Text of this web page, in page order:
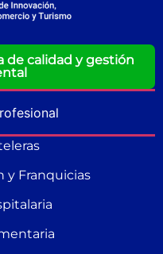
de calidad y gestión
y Franquicias